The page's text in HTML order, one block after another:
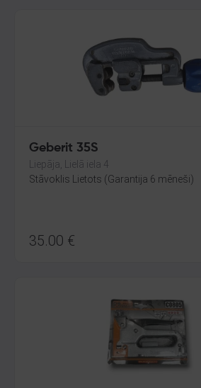
Geberit 35S
Liepāja, Lielā iela 4
Stāvoklis Lietots (Garantija 6 mēneši)
35.00 €